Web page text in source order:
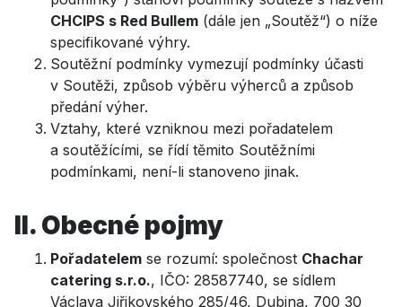
CHCIPS s Red Bullem (dále jen „Soutěž“) o níže
specifikované výhry.
Soutěžní podmínky vymezují podmínky účasti
v Soutěži, způsob výběru výherců a způsob
předání výher.
Vztahy, které vzniknou mezi pořadatelem
a soutěžícími, se řídí těmito Soutěžními
podmínkami, není-li stanoveno jinak.
II. Obecné pojmy
Pořadatelem se rozumí: společnost Chachar
catering s.r.o., IČO: 28587740, se sídlem
Václava Jiřikovského 285/46, Dubina, 700 30